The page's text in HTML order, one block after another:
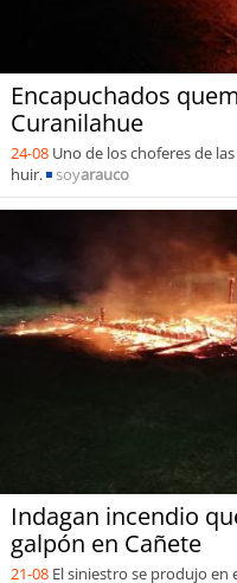
Encapuchados
Curanilahue
24-08 Uno de los choferes de
huir.
soyarauco
Indagan incendio
galpón en Cañete
21-08 El siniestro se produjo